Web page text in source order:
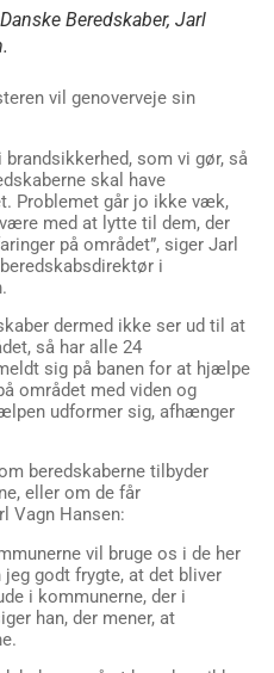
Beredskaber, Jarl
vil genoverveje sin
som vi gør, så
skal have
Problemet går jo ikke væk,
med at lytte til dem, der
på området”, siger Jarl
i
dermed ikke ser ud til at
så har alle 24
sig på banen for at hjælpe
området med viden og
udformer sig, afhænger
beredskaberne tilbyder
eller om de får
Vagn Hansen:
vil bruge os i de her
godt frygte, at det bliver
i kommunerne, der i
han, der mener, at